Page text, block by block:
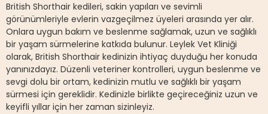
British Shorthair kedileri, sakin yapıları ve sevimli
görünümleriyle evlerin vazgeçilmez üyeleri arasında yer alır.
Onlara uygun bakım ve beslenme sağlamak, uzun ve sağlıklı
bir yaşam sürmelerine katkıda bulunur. Leylek Vet Kliniği
olarak, British Shorthair kedinizin ihtiyaç duyduğu her konuda
yanınızdayız. Düzenli veteriner kontrolleri, uygun beslenme ve
sevgi dolu bir ortam, kedinizin mutlu ve sağlıklı bir yaşam
sürmesi için gereklidir. Kedinizle birlikte geçireceğiniz uzun ve
keyifli yıllar için her zaman sizinleyiz.